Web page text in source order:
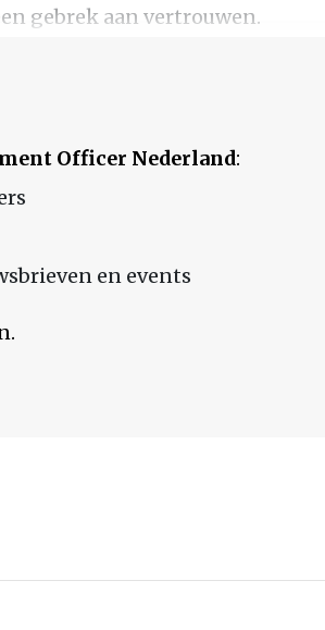
gebrek aan vertrouwen.
Officer Nederland:
en events